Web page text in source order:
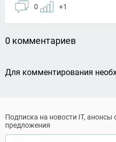
0 +1
0 комментариев
Для комментирования
Подписка на новости IT, анонсы
предложения